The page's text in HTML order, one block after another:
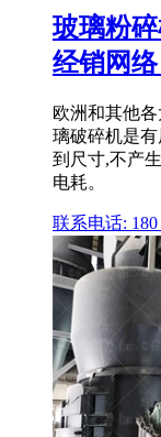
玻璃粉碎
经销网
欧洲和其他
璃破碎机是
到尺寸,不产
电耗。
联系电话: 180